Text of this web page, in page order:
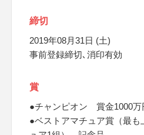
締切
2019年08月31日 (土)
事前登録締切､消印有効
賞
●チャンピオン 賞金1000万
●ベストアマチュア賞（最も